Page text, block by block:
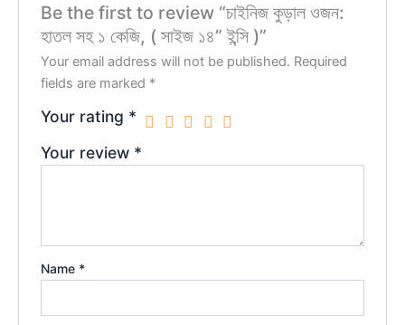
Be the first to review “চাইনিজ কুড়াল ওজন:
হাতল সহ ১ কেজি, ( সাইজ ১৪” ইন্সি )”
Your email address will not be published. Required
fields are marked *
Your rating *
Your review *
Name *